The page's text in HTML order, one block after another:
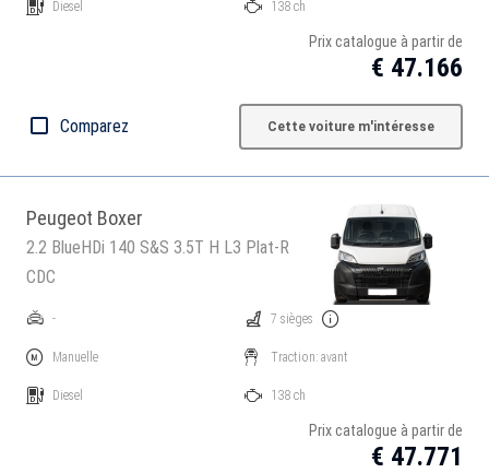
Diesel 138 ch
Prix catalogue à partir de
€ 47.166
Comparez Cette voiture m'intéresse
Peugeot Boxer
2.2 BlueHDi 140 S&S 3.5T H L3 Plat-R
CDC
-
Manuelle
Diesel
7 sièges
Traction: avant
138 ch
Prix catalogue à partir de
€ 47.771